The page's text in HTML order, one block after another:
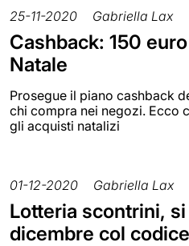
25-11-2020 Gabriella Lax
Cashback: 150
Natale
Prosegue il piano cashback
chi compra nei negozi. Ecco
gli acquisti natalizi
01-12-2020 Gabriella Lax
Lotteria scontrini, si
dicembre col codice